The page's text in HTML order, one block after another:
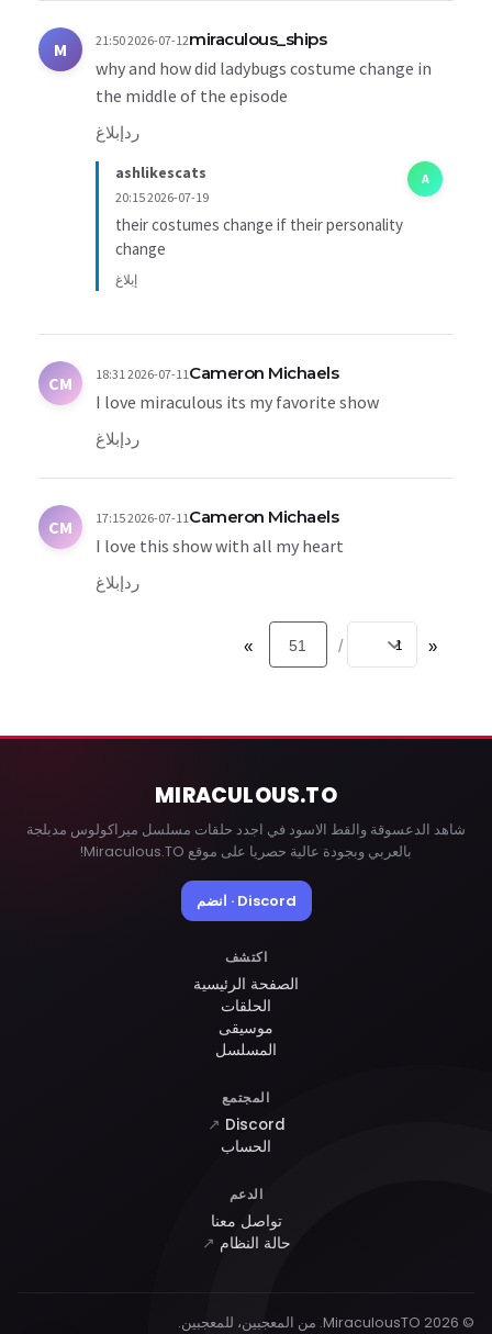
M miraculous_ships
2026-07-12 21:50
why and how did ladybugs costume change in
the middle of the episode
ردإبلاغ
A
ashlikescats
2026-07-19 20:15
their costumes change if their personality
change
إبلاغ
CM Cameron Michaels
2026-07-11 18:31
I love miraculous its my favorite show
ردإبلاغ
CM Cameron Michaels
2026-07-11 17:15
I love this show with all my heart
ردإبلاغ
«
/
51
»
MIRACULOUS.TO
شاهد الدعسوقة والقط الاسود في اجدد حلقات مسلسل ميراكولوس مدبلجة
بالعربي وبجودة عالية حصريا على موقع Miraculous.TO!
Discord · انضم
اكتشف
الصفحة الرئيسية
الحلقات
موسيقى
المسلسل
المجتمع
Discord
↗
الحساب
الدعم
تواصل معنا
حالة النظام ↗
© 2026 MiraculousTO. من المعجبين، للمعجبين.